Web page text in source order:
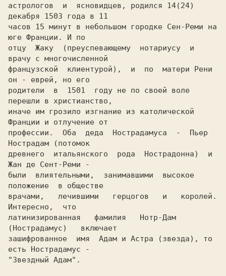
астрологов  и  ясновидцев, родился 14(24)
декабря 1503 года в 11
часов 15 минут в небольшом городке Сен-Реми на
юге Франции. И по
отцу  Жаку  (преуспевающему  нотариусу  и
врачу с многочисленной
французской  клиентурой),  и  по  матери Рени
он - еврей, но его
родители  в  1501  году не по своей воле
перешли в христианство,
иначе им грозило изгнание из католической
Франции и отлучение от
профессии.  Оба  деда  Нострадамуса  -  Пьер
Нострадам (потомок
древнего  итальянского  рода  Нострадонна)  и
Жан де Сент-Реми -
были  влиятельными,  занимавшими  высокое
положение  в обществе
врачами,   лечившими   герцогов   и   королей.
Интересно,  что
латинизированная   фамилия   Нотр-Дам
(Нострадамус)   включает
зашифрованное  имя  Адам и Астра (звезда), то
есть Нострадамус -
"Звездный Адам".